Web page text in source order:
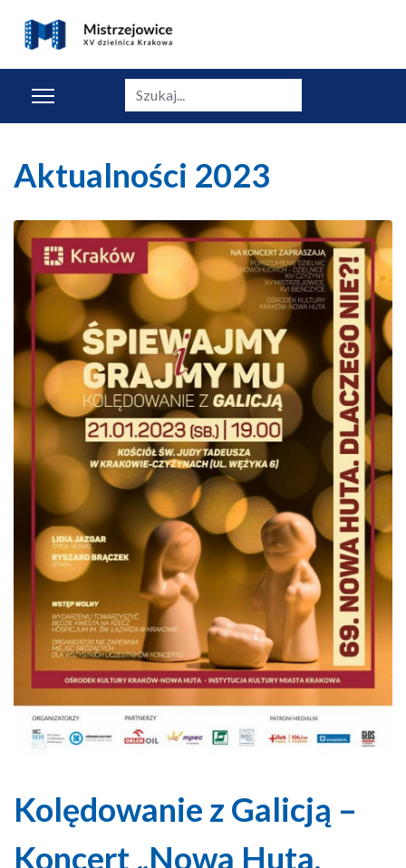
Szukaj
Aktualności 2023
Kolędowanie z Galicją –
Koncert „Nowa Huta.